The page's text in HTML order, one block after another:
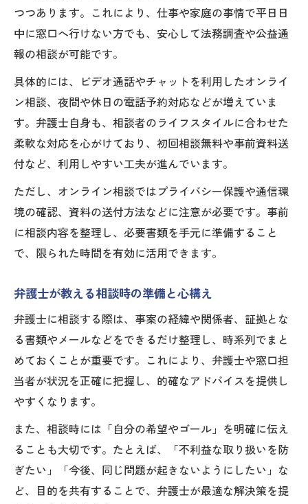
つつあります。これにより、仕事や家庭の事情で平日日
中に窓口へ行けない方でも、安心して法務調査や公益通
報の相談が可能です。
具体的には、ビデオ通話やチャットを利用したオンライ
ン相談、夜間や休日の電話予約対応などが増えていま
す。弁護士自身も、相談者のライフスタイルに合わせた
柔軟な対応を心がけており、初回相談無料や事前資料送
付など、利用しやすい工夫が進んでいます。
ただし、オンライン相談ではプライバシー保護や通信環
境の確認、資料の送付方法などに注意が必要です。事前
に相談内容を整理し、必要書類を手元に準備すること
で、限られた時間を有効に活用できます。
弁護士が教える相談時の準備と心構え
弁護士に相談する際は、事案の経緯や関係者、証拠とな
る書類やメールなどをできるだけ整理し、時系列でまと
めておくことが重要です。これにより、弁護士や窓口担
当者が状況を正確に把握し、的確なアドバイスを提供し
やすくなります。
また、相談時には「自分の希望やゴール」を明確に伝え
ることも大切です。たとえば、「不利益な取り扱いを防
ぎたい」「今後、同じ問題が起きないようにしたい」な
ど、目的を共有することで、弁護士が最適な解決策を提